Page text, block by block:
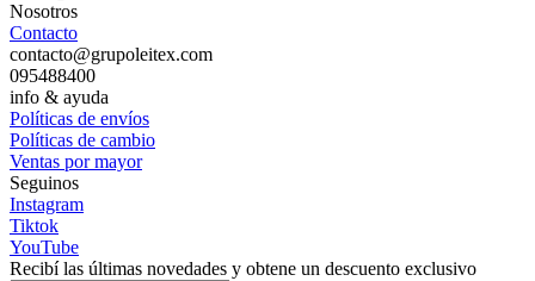
Nosotros
Contacto
contacto@grupoleitex.com
095488400
info & ayuda
Políticas de envíos
Políticas de cambio
Ventas por mayor
Seguinos
Instagram
Tiktok
YouTube
Recibí las últimas novedades y obtene un descuento exclusivo